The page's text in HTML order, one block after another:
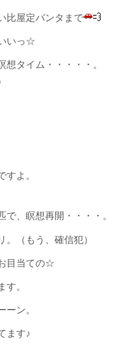
比屋定バンタまで
いっ☆
タイム・・・・・。
すよ。
で、瞑想再開・・・・。
。（もう、確信犯）
目当ての☆
す。
ーン。
ます♪